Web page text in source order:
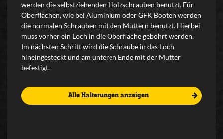
werden die selbstziehenden Holzschrauben benutzt. Für
Oberflächen, wie bei Aluminium oder GFK Booten werden
die normalen Schrauben mit den Muttern benutzt. Hierbei
muss vorher ein Loch in die Oberfläche gebohrt werden.
Im nächsten Schritt wird die Schraube in das Loch
hineingesteckt und am unteren Ende mit der Mutter
befestigt.
Alle Halterungen anzeigen